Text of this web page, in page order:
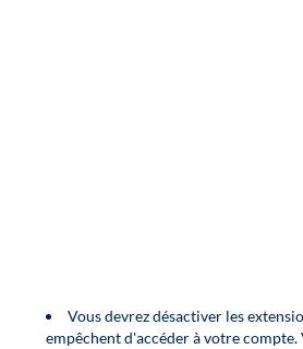
Vous devrez désactiver les
empêchent d'accéder à votre compte.